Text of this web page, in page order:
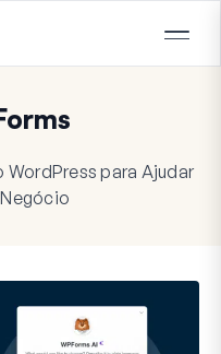
WordPress para Ajudar